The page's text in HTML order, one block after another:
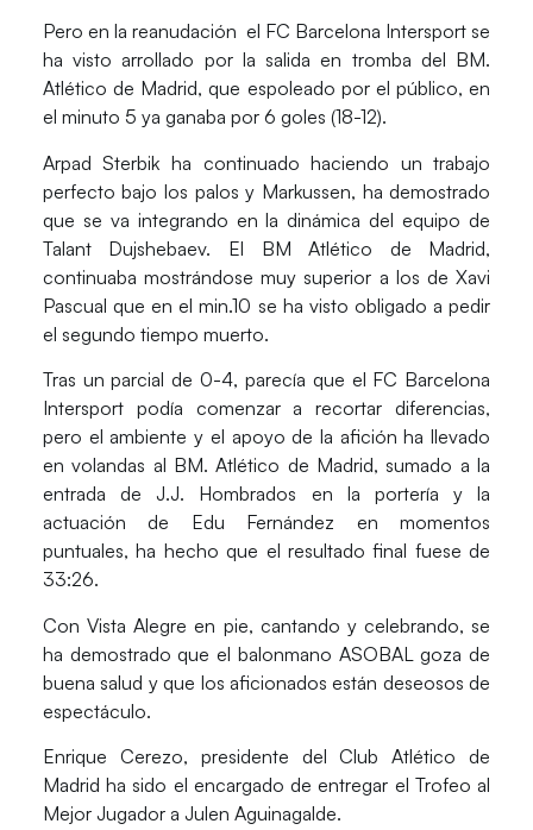
Pero en la reanudación el FC Barcelona Intersport se
ha visto arrollado por la salida en tromba del BM.
Atlético de Madrid, que espoleado por el público, en
el minuto 5 ya ganaba por 6 goles (18-12).
Arpad Sterbik ha continuado haciendo un trabajo
perfecto bajo los palos y Markussen, ha demostrado
que se va integrando en la dinámica del equipo de
Talant Dujshebaev. El BM Atlético de Madrid,
continuaba mostrándose muy superior a los de Xavi
Pascual que en el min.10 se ha visto obligado a pedir
el segundo tiempo muerto.
Tras un parcial de 0-4, parecía que el FC Barcelona
Intersport podía comenzar a recortar diferencias,
pero el ambiente y el apoyo de la afición ha llevado
en volandas al BM. Atlético de Madrid, sumado a la
entrada de J.J. Hombrados en la portería y la
actuación de Edu Fernández en momentos
puntuales, ha hecho que el resultado final fuese de
33:26.
Con Vista Alegre en pie, cantando y celebrando, se
ha demostrado que el balonmano ASOBAL goza de
buena salud y que los aficionados están deseosos de
espectáculo.
Enrique Cerezo, presidente del Club Atlético de
Madrid ha sido el encargado de entregar el Trofeo al
Mejor Jugador a Julen Aguinagalde.